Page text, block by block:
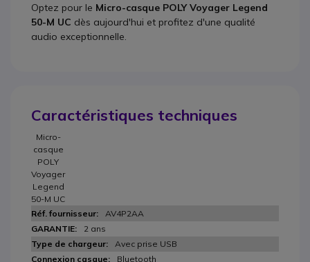
Optez pour le Micro-casque POLY Voyager Legend
50-M UC dès aujourd'hui et profitez d'une qualité
audio exceptionnelle.
Caractéristiques techniques
Micro-
casque
POLY
Voyager
Legend
50-M UC
AV4P2AA
2 ans
Avec prise USB
Bluetooth